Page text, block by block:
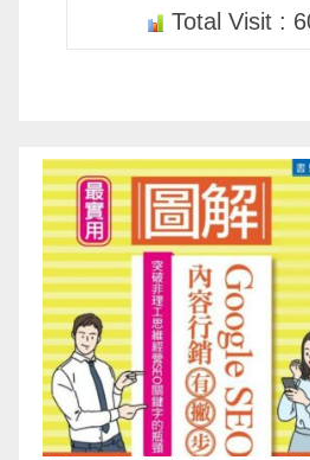
Total Visit :